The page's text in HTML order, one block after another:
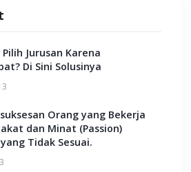
Jurusan Karena
Di Sini Solusinya
Orang yang Bekerja
dan Minat (Passion)
Tidak Sesuai.